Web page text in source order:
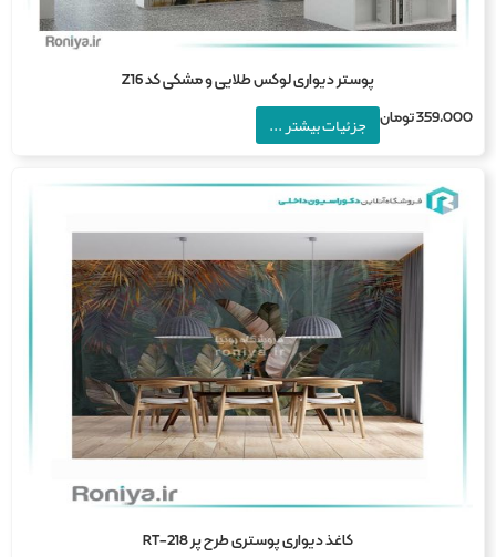
پوستر دیواری لوکس طلایی و مشکی کد Z16
تومان جزئیات بیشتر ...
کاغذ دیواری پوستری طرح پر RT-218